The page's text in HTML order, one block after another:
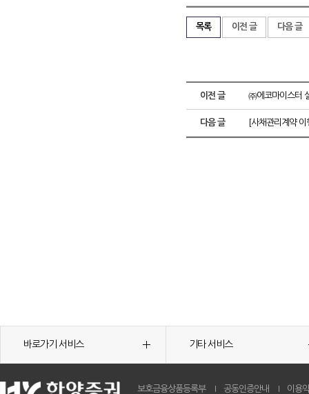
목록 이전 글 다음 글
이전 글 ㈜에코마이스터
다음 글 [사채관리계약
바로가기 서비스 기타 서비스
보호금융상품등록부 공동인증안내 이용